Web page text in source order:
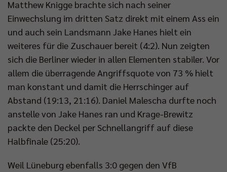
Matthew Knigge brachte sich nach seiner
Einwechslung im dritten Satz direkt mit einem Ass ein
und auch sein Landsmann Jake Hanes hielt ein
weiteres für die Zuschauer bereit (4:2). Nun zeigten
sich die Berliner wieder in allen Elementen stabiler. Vor
allem die überragende Angriffsquote von 73 % hielt
man konstant und damit die Herrschinger auf
Abstand (19:13, 21:16). Daniel Malescha durfte noch
anstelle von Jake Hanes ran und Krage-Brewitz
packte den Deckel per Schnellangriff auf diese
Halbfinale (25:20).
Weil Lüneburg ebenfalls 3:0 gegen den VfB